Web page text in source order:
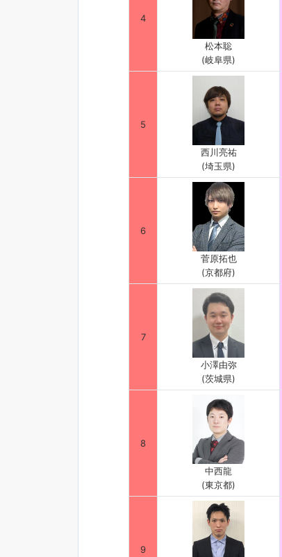
4
松本聡
(岐阜県)
5
西川亮祐
(埼玉県)
6
菅原拓也
(京都府)
7
小澤由弥
(茨城県)
8
中西龍
(東京都)
9